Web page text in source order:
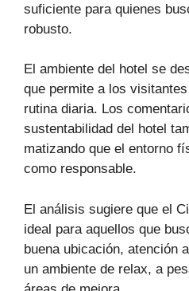
suficiente para quienes
robusto.
El ambiente del hotel se
que permite a los
rutina diaria. Los
sustentabilidad del hotel
matizando que el entorno
como responsable.
El análisis sugiere que el
ideal para aquellos que
buena ubicación, atención
un ambiente de relax, a